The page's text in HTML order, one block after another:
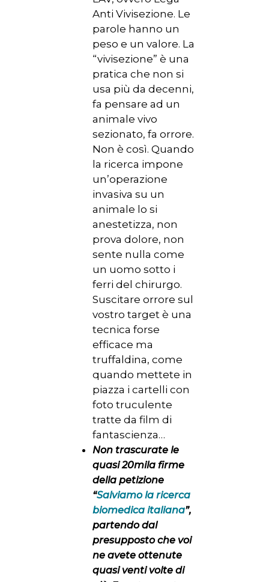
Anti Vivisezione. Le
parole hanno un
peso e un valore. La
“vivisezione” è una
pratica che non si
usa più da decenni,
fa pensare ad un
animale vivo
sezionato, fa orrore.
Non è così. Quando
la ricerca impone
un’operazione
invasiva su un
animale lo si
anestetizza, non
prova dolore, non
sente nulla come
un uomo sotto i
ferri del chirurgo.
Suscitare orrore sul
vostro target è una
tecnica forse
efficace ma
truffaldina, come
quando mettete in
piazza i cartelli con
foto truculente
tratte da film di
fantascienza…
Non trascurate le
quasi 20mila firme
della petizione
“Salviamo la ricerca
biomedica italiana”,
partendo dal
presupposto che voi
ne avete ottenute
quasi venti volte di